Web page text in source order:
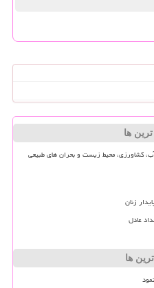
ترین ها
کشاورزی، محیط زیست و بحران های طبیعی
زنان
عادل
ها